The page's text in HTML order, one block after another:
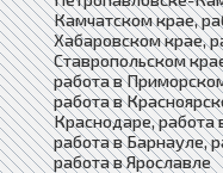
Камчатском крае,
Хабаровском крае,
Ставропольском
работа в
работа в
Краснодаре, работа
работа в Барнауле,
работа в Ярославле